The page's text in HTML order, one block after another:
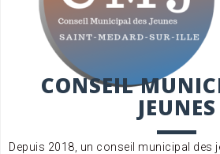
CONSEIL
JEUNES
Depuis 2018, un conseil municipal des